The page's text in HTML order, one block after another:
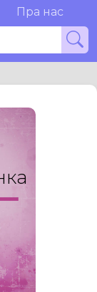
Пра нас